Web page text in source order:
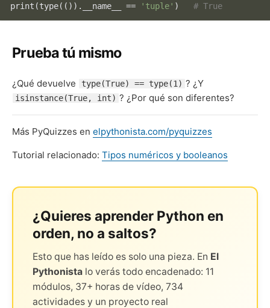
print (type(()).__name__ == 'tuple' ) # True
Prueba tú mismo
¿Qué devuelve type(True) == type(1) ? ¿Y
isinstance(True, int) ? ¿Por qué son diferentes?
Más PyQuizzes en elpythonista.com/pyquizzes
Tutorial relacionado: Tipos numéricos y booleanos
¿Quieres aprender Python en
orden, no a saltos?
Esto que has leído es solo una pieza. En El
Pythonista lo verás todo encadenado: 11
módulos, 37+ horas de vídeo, 734
actividades y un proyecto real